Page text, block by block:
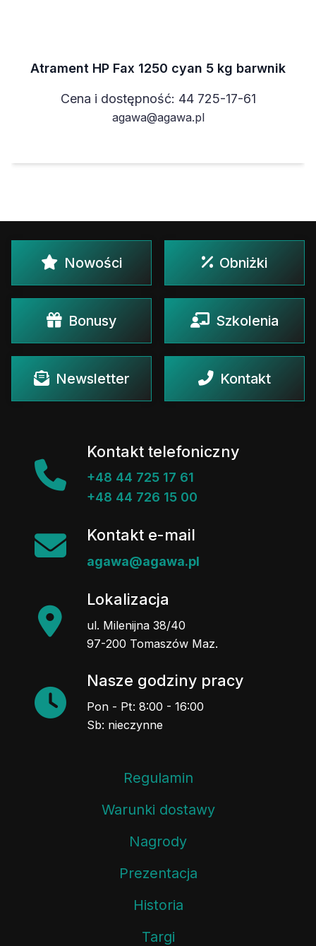
Atrament HP Fax 1250 cyan 5 kg barwnik
Cena i dostępność: 44 725-17-61
agawa@agawa.pl
Nowości Obniżki
Bonusy Szkolenia
Newsletter Kontakt
Kontakt telefoniczny
+48 44 725 17 61
+48 44 726 15 00
Kontakt e-mail
agawa@agawa.pl
Lokalizacja
ul. Milenijna 38/40
97-200 Tomaszów Maz.
Nasze godziny pracy
Pon - Pt: 8:00 - 16:00
Sb: nieczynne
Regulamin
Warunki dostawy
Nagrody
Prezentacja
Historia
Targi